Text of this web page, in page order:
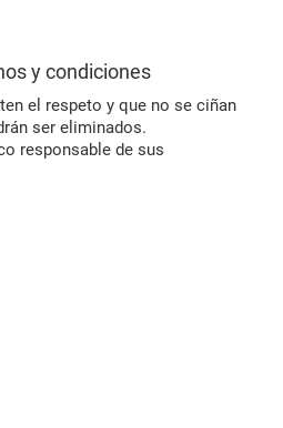
y condiciones
el respeto y que no se ciñan
ser eliminados.
responsable de sus